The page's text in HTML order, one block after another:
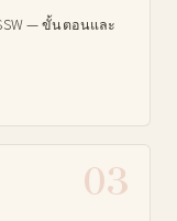
— ขั้นตอนและ
03